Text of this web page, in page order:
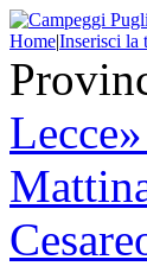
Home|Inserisci la
Lecce